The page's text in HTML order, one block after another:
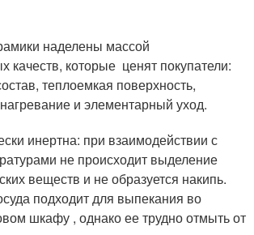
наделены массой
качеств, которые ценят покупатели:
теплоемкая поверхность,
и элементарный уход.
инертна: при взаимодействии с
не происходит выделение
веществ и не образуется накипь.
подходит для выпекания во
шкафу , однако ее трудно отмыть от